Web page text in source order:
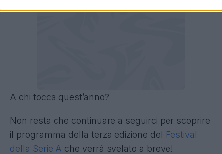
A chi tocca quest’anno?
Non resta che continuare a seguirci per scoprire
il programma della terza edizione del Festival
della Serie A che verrà svelato a breve!